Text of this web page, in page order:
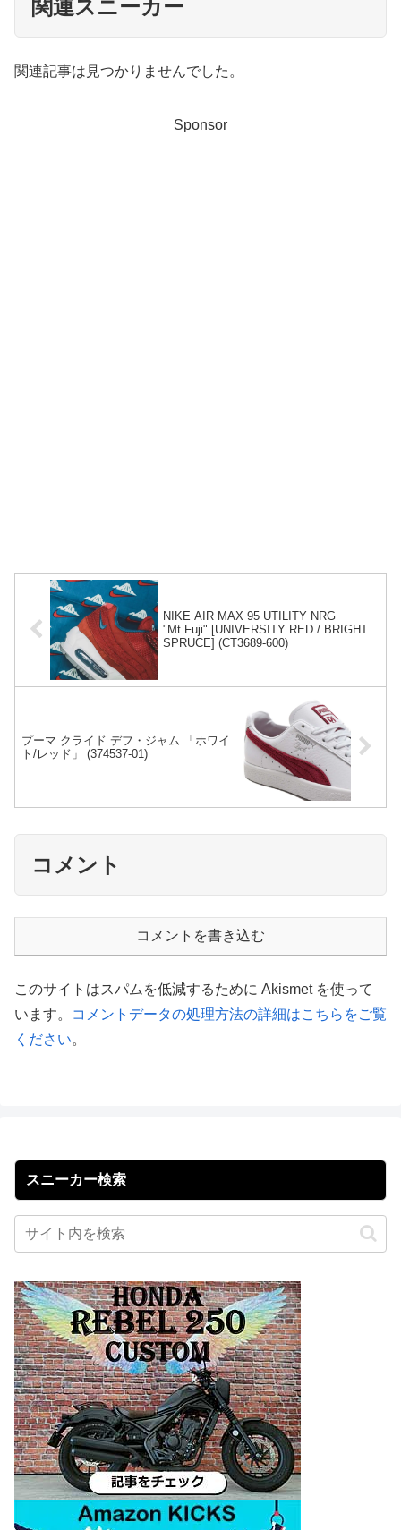
関連スニーカー
関連記事は見つかりませんでした。
Sponsor
NIKE AIR MAX 95 UTILITY NRG
"Mt.Fuji" [UNIVERSITY RED / BRIGHT
SPRUCE] (CT3689-600)
プーマ クライド デフ・ジャム 「ホワイ
ト/レッド」 (374537-01)
コメント
コメントを書き込む
このサイトはスパムを低減するために Akismet を使って
います。
コメントデータの処理方法の詳細はこちらをご覧
ください。
スニーカー検索